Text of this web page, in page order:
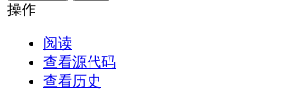
操作
阅读
查看源代码
查看历史